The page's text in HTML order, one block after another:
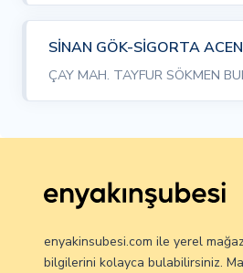
SİNAN GÖK-SİGORTA
ÇAY MAH. TAYFUR SÖKMEN
enyakinsubesi.com ile yerel
bilgilerini kolayca bulabilirsiniz.